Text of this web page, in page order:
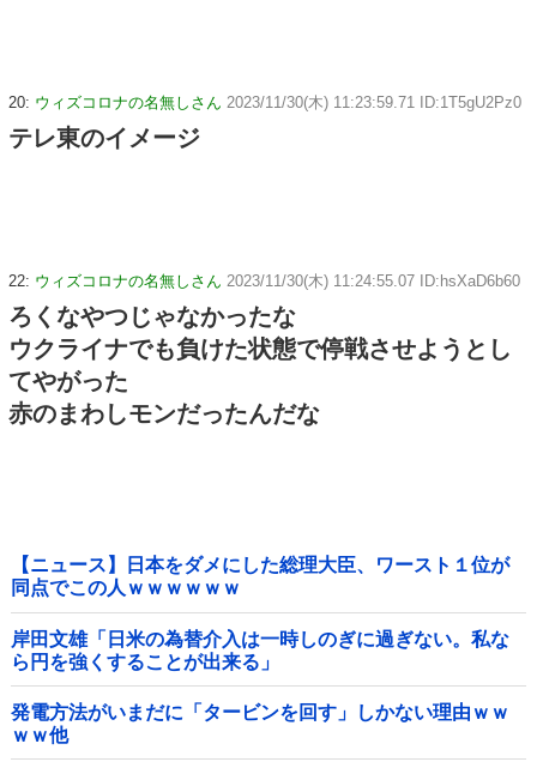
20: ウィズコロナの名無しさん 2023/11/30(木) 11:23:59.71 ID:1T5gU2Pz0
テレ東のイメージ
22: ウィズコロナの名無しさん 2023/11/30(木) 11:24:55.07 ID:hsXaD6b60
ろくなやつじゃなかったな
ウクライナでも負けた状態で停戦させようとし
てやがった
赤のまわしモンだったんだな
【ニュース】日本をダメにした総理大臣、ワースト１位が
同点でこの人ｗｗｗｗｗｗ
岸田文雄「日米の為替介入は一時しのぎに過ぎない。私な
ら円を強くすることが出来る」
発電方法がいまだに「タービンを回す」しかない理由ｗｗ
ｗｗ他